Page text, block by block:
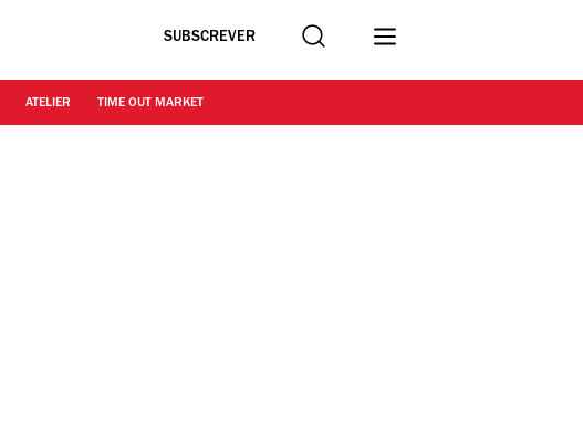
SUBSCREVER Procurar
ATELIER TIME OUT MARKET